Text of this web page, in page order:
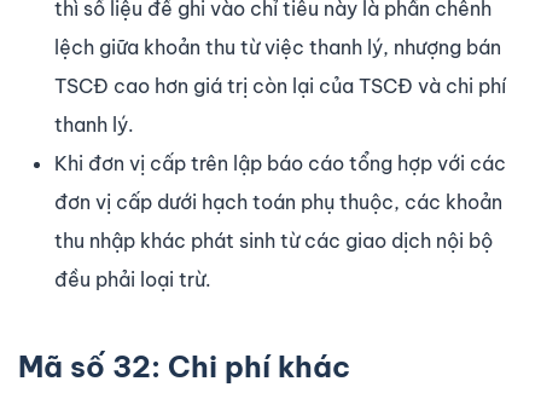
thì số liệu để ghi vào chỉ tiêu này là phần chênh
lệch giữa khoản thu từ việc thanh lý, nhượng bán
TSCĐ cao hơn giá trị còn lại của TSCĐ và chi phí
thanh lý.
Khi đơn vị cấp trên lập báo cáo tổng hợp với các
đơn vị cấp dưới hạch toán phụ thuộc, các khoản
thu nhập khác phát sinh từ các giao dịch nội bộ
đều phải loại trừ.
Mã số 32: Chi phí khác